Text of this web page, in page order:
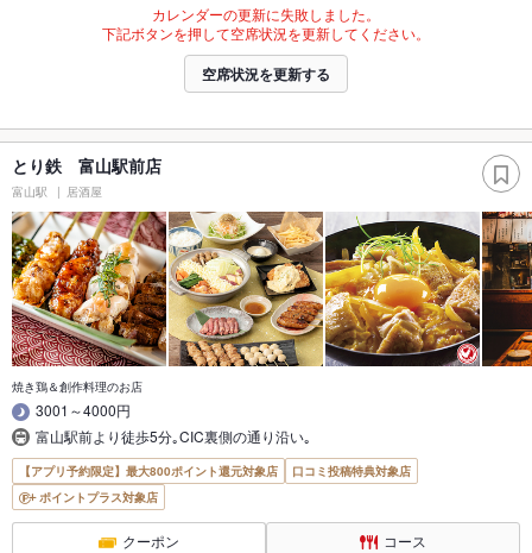
カレンダーの更新に失敗しました。
下記ボタンを押して空席状況を更新してください。
空席状況を更新する
とり鉄 富山駅前店
富山駅 居酒屋
焼き鶏＆創作料理のお店
3001～4000円
富山駅前より徒歩5分｡CIC裏側の通り沿い｡
【アプリ予約限定】最大800ポイント還元対象店
口コミ投稿特典対象店
ポイントプラス対象店
クーポン コース